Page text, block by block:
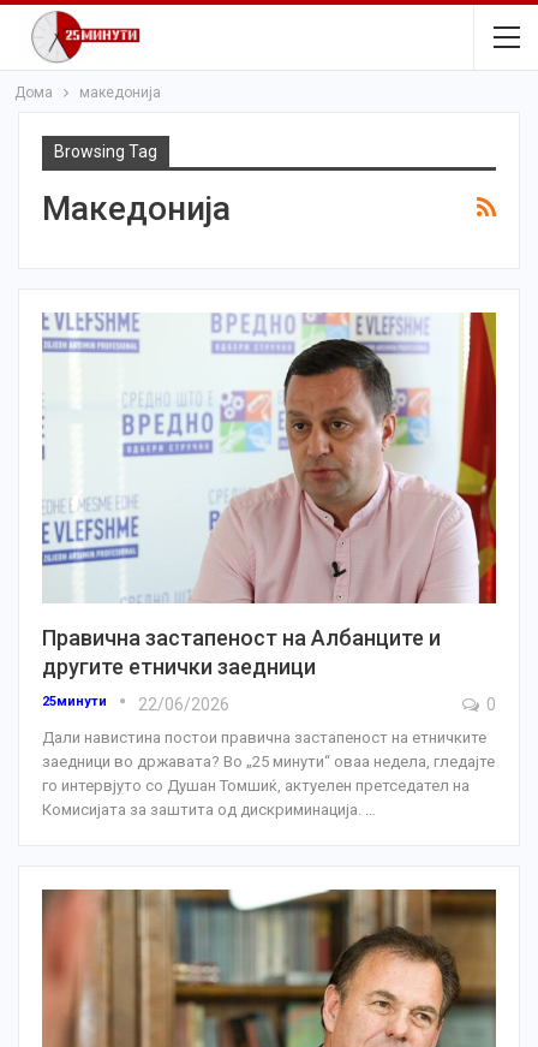
Дома македонија
Browsing Tag
Македонија
Правична застапеност на Албанците и
другите етнички заедници
25минути 22/06/2026 0
Дали навистина постои правична застапеност на етничките
заедници во државата? Во „25 минути“ оваа недела, гледајте
го интервјуто со Душан Томшиќ, актуелен претседател на
Комисијата за заштита од дискриминација.